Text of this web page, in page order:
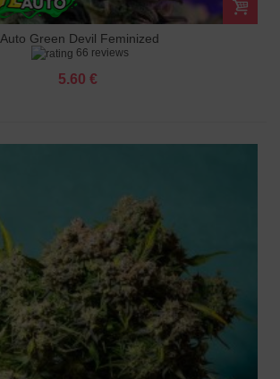
Auto Green Devil Feminized
66 reviews
5.60 €